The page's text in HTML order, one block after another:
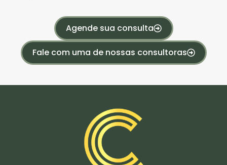
Agende sua consulta
Fale com uma de nossas consultoras